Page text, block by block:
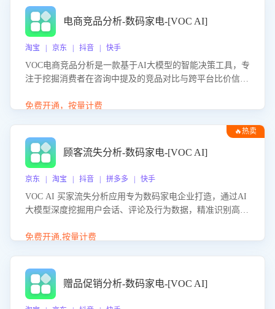
电商竞品分析-数码家电-[VOC AI]
淘宝 | 京东 | 抖音 | 快手
VOC电商竞品分析是一款基于AI大模型的智能决策工具，专
注于挖掘消费者在咨询中提及的竞品对比与跨平台比价信
商品信息，进行多维度交叉对比，并分析消费者的比价行
企业优化营销话术、突出产品与服务优势，有效提升咨询转
化率，避免陷入单纯价格竞争，实现精准扬长避短。
免费开通，按量计费
🔥热卖
顾客流失分析-数码家电-[VOC AI]
京东 | 淘宝 | 抖音 | 拼多多 | 快手
VOC AI 买家流失分析应用专为数码家电企业打造，通过AI
大模型深度挖掘用户会话、评论及行为数据，精准识别高流
应延迟、竞品价格冲击等。系统自动输出可落地的挽回策
免费开通,按量计费
赠品促销分析-数码家电-[VOC AI]